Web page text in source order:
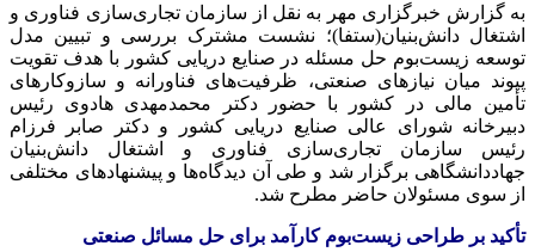
به گزارش خبرگزاری مهر به نقل از سازمان تجاری‌سازی فناوری و
اشتغال دانش‌بنیان(ستفا)؛ نشست مشترک بررسی و تبیین مدل
توسعه زیست‌بوم حل مسئله در صنایع دریایی کشور با هدف تقویت
پیوند میان نیازهای صنعتی، ظرفیت‌های فناورانه و سازوکارهای
تأمین مالی در کشور با حضور دکتر محمدمهدی هادوی رئیس
دبیرخانه شورای عالی صنایع دریایی کشور و دکتر صابر فرزام
رئیس سازمان تجاری‌سازی فناوری و اشتغال دانش‌بنیان
جهاددانشگاهی برگزار شد و طی آن دیدگاه‌ها و پیشنهادهای مختلفی
از سوی مسئولان حاضر مطرح شد.
تأکید بر طراحی زیست‌بوم کارآمد برای حل مسائل صنعتی